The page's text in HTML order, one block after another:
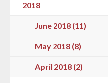
2018
June 2018 (11)
May 2018 (8)
April 2018 (2)